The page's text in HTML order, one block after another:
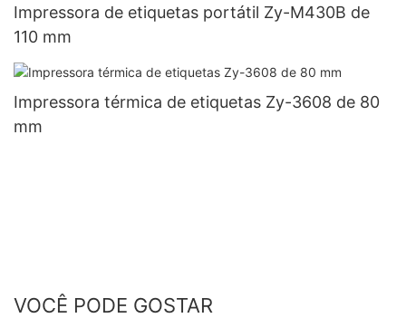
Impressora de etiquetas portátil Zy-M430B de
110 mm
Impressora térmica de etiquetas Zy-3608 de 80
mm
VOCÊ PODE GOSTAR